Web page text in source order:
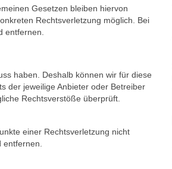
Gesetzen bleiben hiervon
Rechtsverletzung möglich. Bei
entfernen.
haben. Deshalb können wir für diese
der jeweilige Anbieter oder Betreiber
Rechtsverstöße überprüft.
einer Rechtsverletzung nicht
entfernen.